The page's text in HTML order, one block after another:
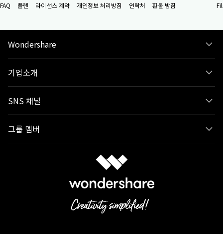
FAQ 플랜 라이선스 계약 개인정보 처리방침 연락처 환불 방침
Wondershare
기업소개
SNS 채널
그룹 멤버